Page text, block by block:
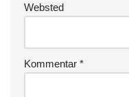
Websted
Kommentar *